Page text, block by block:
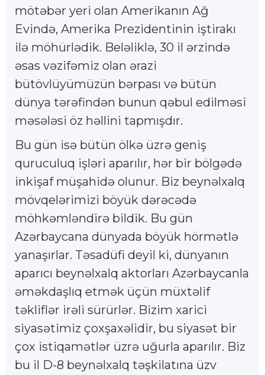
mötəbər yeri olan Amerikanın Ağ
Evində, Amerika Prezidentinin iştirakı
ilə möhürlədik. Beləliklə, 30 il ərzində
əsas vəzifəmiz olan ərazi
bütövlüyümüzün bərpası və bütün
dünya tərəfindən bunun qəbul edilməsi
məsələsi öz həllini tapmışdır.
Bu gün isə bütün ölkə üzrə geniş
quruculuq işləri aparılır, hər bir bölgədə
inkişaf müşahidə olunur. Biz beynəlxalq
mövqelərimizi böyük dərəcədə
möhkəmləndirə bildik. Bu gün
Azərbaycana dünyada böyük hörmətlə
yanaşırlar. Təsadüfi deyil ki, dünyanın
aparıcı beynəlxalq aktorları Azərbaycanla
əməkdaşlıq etmək üçün müxtəlif
təkliflər irəli sürürlər. Bizim xarici
siyasətimiz çoxşaxəlidir, bu siyasət bir
çox istiqamətlər üzrə uğurla aparılır. Biz
bu il D-8 beynəlxalq təşkilatına üzv